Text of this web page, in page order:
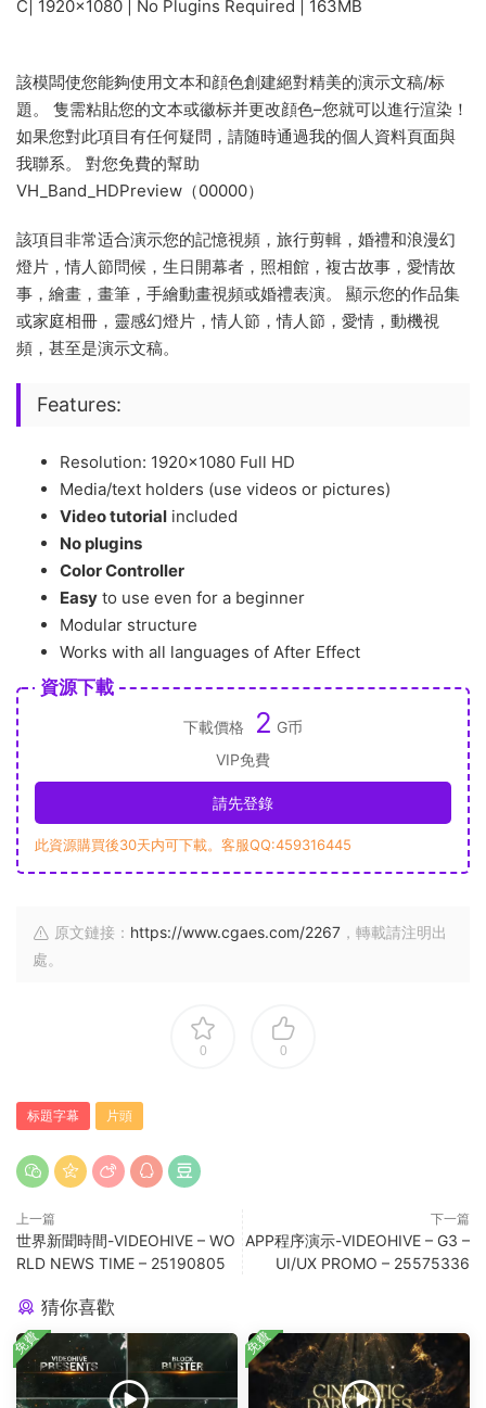
C| 1920×1080 | No Plugins Required | 163MB
該模闆使您能夠使用文本和顔色創建絕對精美的演示文稿/标
題。 隻需粘貼您的文本或徽标并更改顔色–您就可以進行渲染！
如果您對此項目有任何疑問，請随時通過我的個人資料頁面與
我聯系。 對您免費的幫助
VH_Band_HDPreview（00000）
該項目非常适合演示您的記憶視頻，旅行剪輯，婚禮和浪漫幻
燈片，情人節問候，生日開幕者，照相館，複古故事，愛情故
事，繪畫，畫筆，手繪動畫視頻或婚禮表演。 顯示您的作品集
或家庭相冊，靈感幻燈片，情人節，情人節，愛情，動機視
頻，甚至是演示文稿。
Features:
Resolution: 1920×1080 Full HD
Media/text holders (use videos or pictures)
Video tutorial included
No plugins
Color Controller
Easy to use even for a beginner
Modular structure
Works with all languages of After Effect
資源下載
下載價格 2 G币
VIP免費
請先登錄
此資源購買後30天内可下載。客服QQ:459316445
原文鏈接： https://www.cgaes.com/2267 ，轉載請注明出
處。
0 0
标題字幕 片頭
上一篇
世界新聞時間-VIDEOHIVE – WO
RLD NEWS TIME – 25190805
下一篇
APP程序演示-VIDEOHIVE – G3 –
UI/UX PROMO – 25575336
猜你喜歡
免費 免費